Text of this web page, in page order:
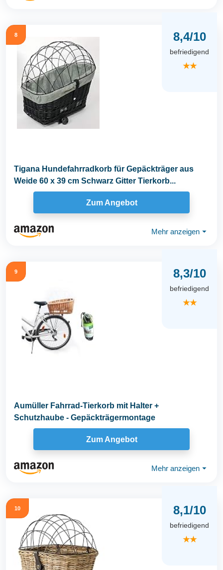
8 8,4/10
befriedigend
★★
Tigana Hundefahrradkorb für Gepäckträger aus
Weide 60 x 39 cm Schwarz Gitter Tierkorb...
Zum Angebot
Mehr anzeigen ⏷
9 8,3/10
befriedigend
★★
Aumüller Fahrrad-Tierkorb mit Halter +
Schutzhaube - Gepäckträgermontage
Zum Angebot
Mehr anzeigen ⏷
10 8,1/10
befriedigend
★★